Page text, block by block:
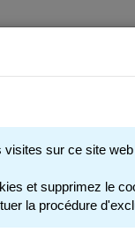
-
sur ce site
et supprimez le
la procédure